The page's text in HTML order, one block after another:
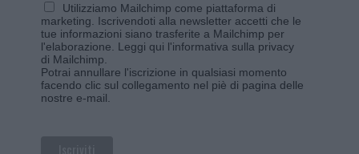
Utilizziamo Mailchimp come piattaforma di
marketing. Iscrivendoti alla newsletter accetti che le
tue informazioni siano trasferite a Mailchimp per
l'elaborazione. Leggi qui l'informativa sulla privacy
di Mailchimp
Potrai annullare l'iscrizione in qualsiasi momento
facendo clic sul collegamento nel piè di pagina delle
nostre e-mail.